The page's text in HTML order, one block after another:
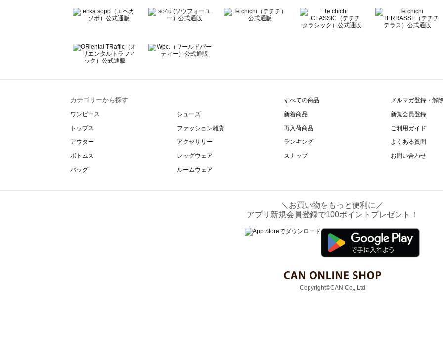
カテゴリーから探す
ワンピース
トップス
アウター
ボトムス
バッグ
シューズ
ファッション雑貨
アクセサリー
レッグウェア
ルームウェア
すべての商品
新着商品
再入荷商品
ランキング
スナップ
メルマガ登録・解
新規会員登録
ご利用ガイド
よくある質問
お問い合わせ
＼お買い物をもっと便利に／
アプリ新規会員登録で100ポイントプレゼント！
Copyright©CAN Co., Ltd